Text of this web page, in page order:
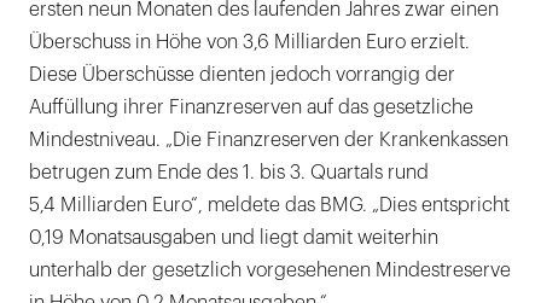
ersten neun Monaten des laufenden Jahres zwar einen
Überschuss in Höhe von 3,6 Milliarden Euro erzielt.
Diese Überschüsse dienten jedoch vorrangig der
Auffüllung ihrer Finanzreserven auf das gesetzliche
Mindestniveau. „Die Finanzreserven der Krankenkassen
betrugen zum Ende des 1. bis 3. Quartals rund
5,4 Milliarden Euro“, meldete das BMG. „Dies entspricht
0,19 Monatsausgaben und liegt damit weiterhin
unterhalb der gesetzlich vorgesehenen Mindestreserve